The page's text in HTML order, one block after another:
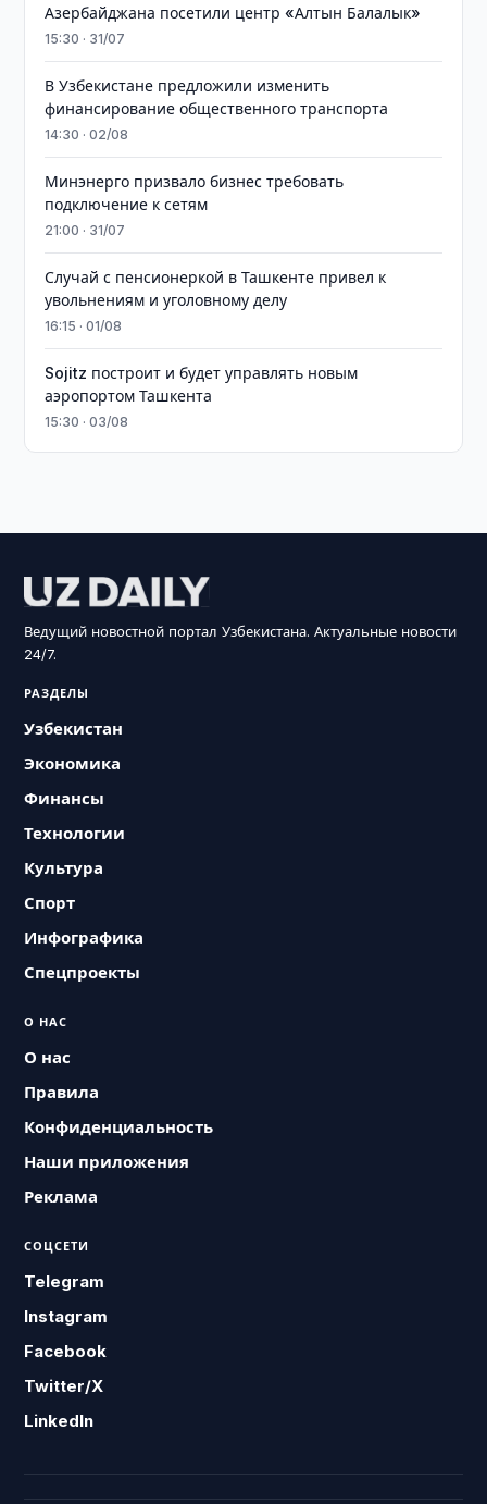
Азербайджана посетили центр «Алтын Балалык»
15:30 · 31/07
В Узбекистане предложили изменить
финансирование общественного транспорта
14:30 · 02/08
Минэнерго призвало бизнес требовать
подключение к сетям
21:00 · 31/07
Случай с пенсионеркой в Ташкенте привел к
увольнениям и уголовному делу
16:15 · 01/08
Sojitz построит и будет управлять новым
аэропортом Ташкента
15:30 · 03/08
Ведущий новостной портал Узбекистана. Актуальные новости
24/7.
РАЗДЕЛЫ
Узбекистан
Экономика
Финансы
Технологии
Культура
Спорт
Инфографика
Спецпроекты
О НАС
О нас
Правила
Конфиденциальность
Наши приложения
Реклама
СОЦСЕТИ
Telegram
Instagram
Facebook
Twitter/X
LinkedIn